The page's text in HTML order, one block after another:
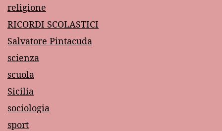
religione
RICORDI SCOLASTICI
Salvatore Pintacuda
scienza
scuola
Sicilia
sociologia
sport